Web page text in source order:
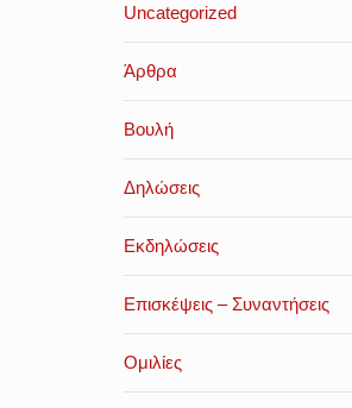
Uncategorized
Άρθρα
Βουλή
Δηλώσεις
Εκδηλώσεις
Επισκέψεις – Συναντήσεις
Ομιλίες